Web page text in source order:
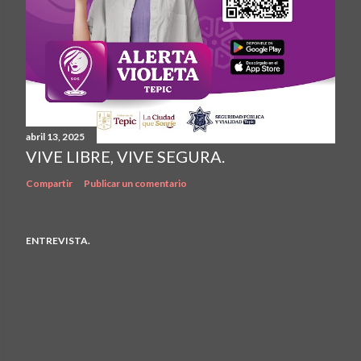
abril 13, 2025
VIVE LIBRE, VIVE SEGURA.
Compartir Publicar un comentario
ENTREVISTA.